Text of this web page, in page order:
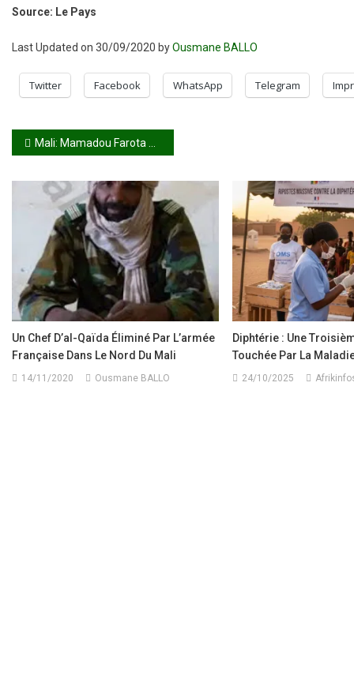
Source: Le Pays
Last Updated on 30/09/2020 byOusmane BALLO
Twitter Facebook WhatsApp Telegram
Navigation
de
l’article
Mali: Mamadou Farota choisi comme parrain de la fête de l’Indépendance à Nouh Bozo
Un Chef D’al-Qaïda Éliminé Par L’armée
Française Dans Le Nord Du Mali
14/11/2020 Ousmane BALLO
Diphtérie : Une
Touchée Par La
24/10/2025